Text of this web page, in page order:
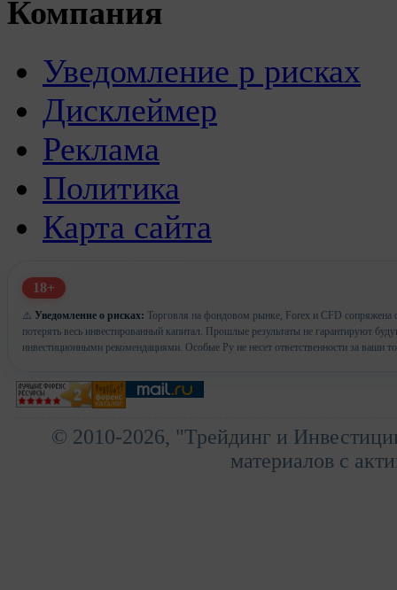
Компания
Уведомление р рисках
Дисклеймер
Реклама
Политика
Карта сайта
18+
⚠️ Уведомление о рисках: Торговля на фондовом рынке, Forex и CFD сопряжена
потерять весь инвестированный капитал. Прошлые результаты не гарантируют
инвестиционными рекомендациями. Особые Ру не несет ответственности за ваши
© 2010-2026, "Трейдинг и
материалов с